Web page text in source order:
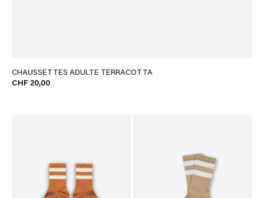
CHAUSSETTES ADULTE TERRACOTTA
CHF 20,00